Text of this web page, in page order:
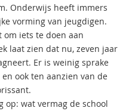
Onderwijs heeft immers
vorming van jeugdigen.
om iets te doen aan
laat zien dat nu, zeven jaar
Er is weinig sprake
ook ten aanzien van de
op: wat vermag de school